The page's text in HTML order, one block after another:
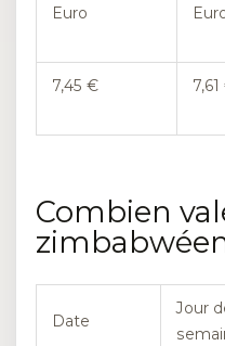
Euro
7,45 €
Combien
Date
Jour